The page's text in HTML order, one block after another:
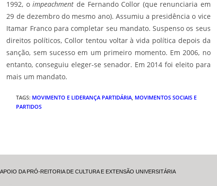
1992, oimpeachment de Fernando Collor (que renunciaria em
29 de dezembro do mesmo ano). Assumiu a presidência o vice
Itamar Franco para completar seu mandato. Suspenso os seus
direitos políticos, Collor tentou voltar à vida política depois da
sanção, sem sucesso em um primeiro momento. Em 2006, no
entanto, conseguiu eleger-se senador. Em 2014 foi eleito para
mais um mandato.
TAGS: MOVIMENTO E LIDERANÇA PARTIDÁRIA, MOVIMENTOS SOCIAIS E
PARTIDOS
APOIO DA PRÓ-REITORIA DE CULTURA E EXTENSÃO UNIVERSITÁRIA